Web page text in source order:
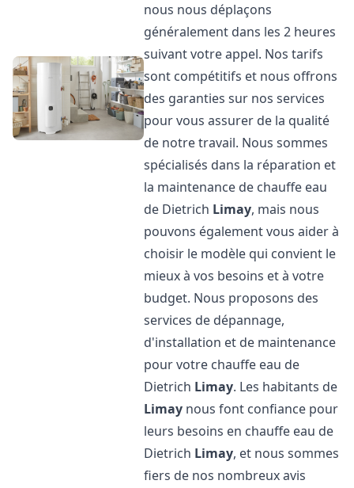
nous nous déplaçons
généralement dans les 2 heures
suivant votre appel. Nos tarifs
sont compétitifs et nous offrons
des garanties sur nos services
pour vous assurer de la qualité
de notre travail. Nous sommes
spécialisés dans la réparation et
la maintenance de chauffe eau
de Dietrich Limay, mais nous
pouvons également vous aider à
choisir le modèle qui convient le
mieux à vos besoins et à votre
budget. Nous proposons des
services de dépannage,
d'installation et de maintenance
pour votre chauffe eau de
Dietrich Limay. Les habitants de
Limay nous font confiance pour
leurs besoins en chauffe eau de
Dietrich Limay, et nous sommes
fiers de nos nombreux avis